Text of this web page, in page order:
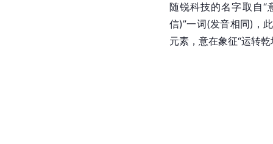
随锐科技的名字取自“
信)”一词(发音相同)，
元素，意在象征“运转